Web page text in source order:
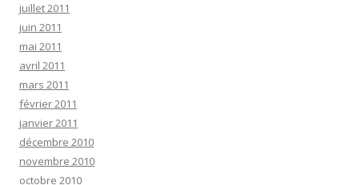
juillet 2011
juin 2011
mai 2011
avril 2011
mars 2011
février 2011
janvier 2011
décembre 2010
novembre 2010
octobre 2010